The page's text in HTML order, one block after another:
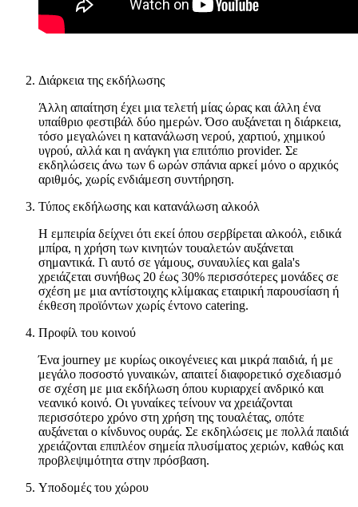
Διάρκεια της εκδήλωσης
Άλλη απαίτηση έχει μια τελετή μίας ώρας και άλλη ένα
υπαίθριο φεστιβάλ δύο ημερών. Όσο αυξάνεται η διάρκεια,
τόσο μεγαλώνει η κατανάλωση νερού, χαρτιού, χημικού
υγρού, αλλά και η ανάγκη για επιτόπιο provider. Σε
εκδηλώσεις άνω των 6 ωρών σπάνια αρκεί μόνο ο αρχικός
αριθμός, χωρίς ενδιάμεση συντήρηση.
Τύπος εκδήλωσης και κατανάλωση αλκοόλ
Η εμπειρία δείχνει ότι εκεί όπου σερβίρεται αλκοόλ, ειδικά
μπίρα, η χρήση των κινητών τουαλετών αυξάνεται
σημαντικά. Γι αυτό σε γάμους, συναυλίες και gala's
χρειάζεται συνήθως 20 έως 30% περισσότερες μονάδες σε
σχέση με μια αντίστοιχης κλίμακας εταιρική παρουσίαση ή
έκθεση προϊόντων χωρίς έντονο catering.
Προφίλ του κοινού
Ένα journey με κυρίως οικογένειες και μικρά παιδιά, ή με
μεγάλο ποσοστό γυναικών, απαιτεί διαφορετικό σχεδιασμό
σε σχέση με μια εκδήλωση όπου κυριαρχεί ανδρικό και
νεανικό κοινό. Οι γυναίκες τείνουν να χρειάζονται
περισσότερο χρόνο στη χρήση της τουαλέτας, οπότε
αυξάνεται ο κίνδυνος ουράς. Σε εκδηλώσεις με πολλά παιδιά
χρειάζονται επιπλέον σημεία πλυσίματος χεριών, καθώς και
προβλεψιμότητα στην πρόσβαση.
Υποδομές του χώρου